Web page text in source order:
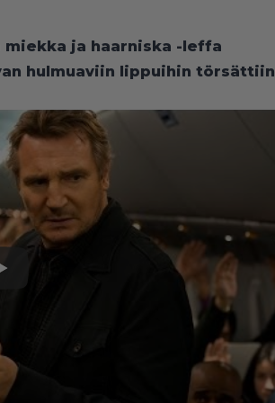
miekka ja haarniska -leffa
hulmuaviin lippuihin törsättiin